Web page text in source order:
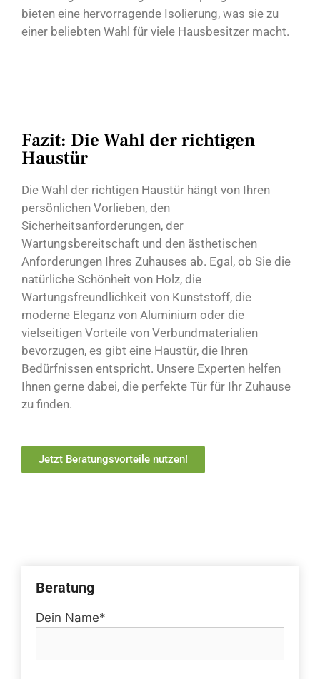
bieten eine hervorragende Isolierung, was sie zu
einer beliebten Wahl für viele Hausbesitzer macht.
Fazit: Die Wahl der richtigen
Haustür
Die Wahl der richtigen Haustür hängt von Ihren
persönlichen Vorlieben, den
Sicherheitsanforderungen, der
Wartungsbereitschaft und den ästhetischen
Anforderungen Ihres Zuhauses ab. Egal, ob Sie die
natürliche Schönheit von Holz, die
Wartungsfreundlichkeit von Kunststoff, die
moderne Eleganz von Aluminium oder die
vielseitigen Vorteile von Verbundmaterialien
bevorzugen, es gibt eine Haustür, die Ihren
Bedürfnissen entspricht. Unsere Experten helfen
Ihnen gerne dabei, die perfekte Tür für Ihr Zuhause
zu finden.
Jetzt Beratungsvorteile nutzen!
Beratung
Dein Name*